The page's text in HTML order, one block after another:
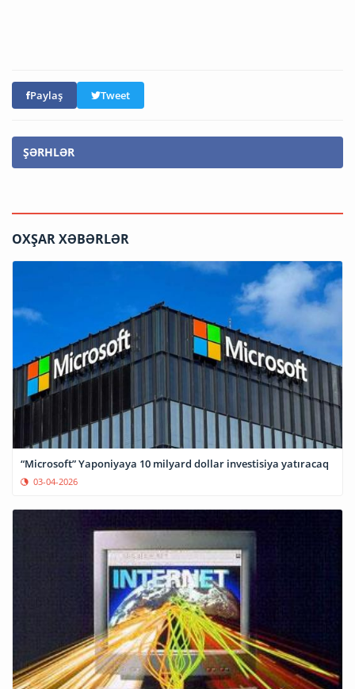
Paylaş Tweet
ŞƏRHLƏR
OXŞAR XƏBƏRLƏR
“Microsoft” Yaponiyaya 10 milyard dollar investisiya yatıracaq
03-04-2026